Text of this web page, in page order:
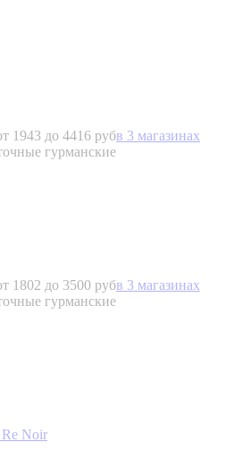
1943 до 4416 рубв 3 магазинах
гурманские
1802 до 3500 рубв 3 магазинах
гурманские
Noir